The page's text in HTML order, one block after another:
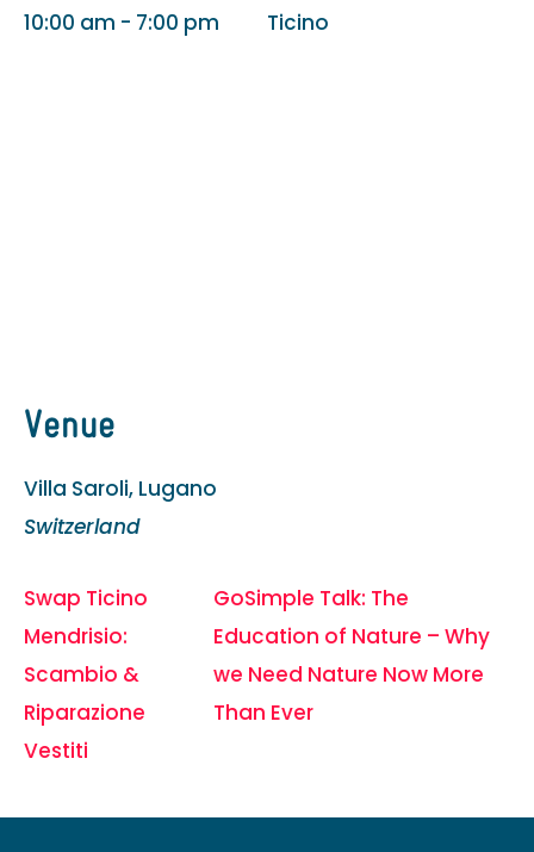
10:00 am - 7:00 pm
Ticino
Venue
Villa Saroli, Lugano
Switzerland
Swap Ticino
Mendrisio:
Scambio &
Riparazione
Vestiti
GoSimple Talk: The
Education of Nature – Why
we Need Nature Now More
Than Ever